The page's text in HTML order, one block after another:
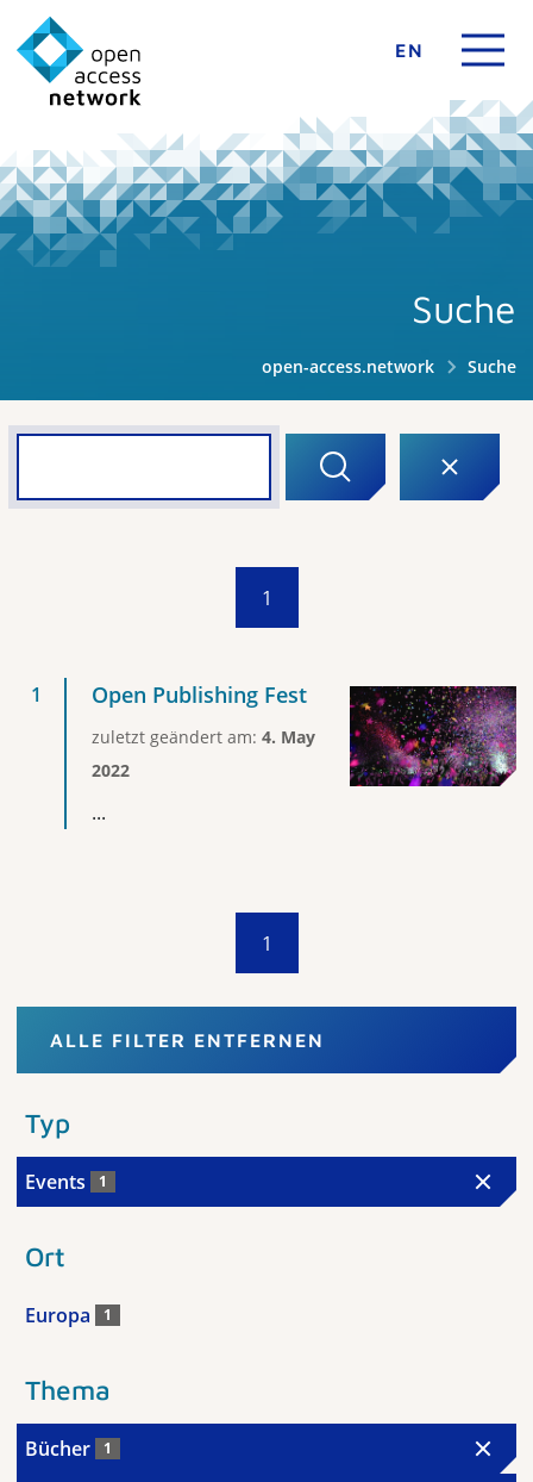
EN
Suche
open-access.network Suche
1
Open Publishing Fest
zuletzt geändert am: 4. May
2022
...
1
ALLE FILTER ENTFERNEN
Typ
Events 1
Ort
Europa 1
Thema
Bücher 1